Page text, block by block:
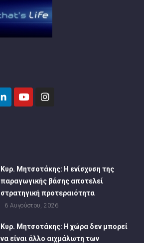
Κυρ. Μητσοτάκης: Η ενίσχυση της
παραγωγικής βάσης αποτελεί
στρατηγική προτεραιότητα
6 Αυγούστου, 2026
Κυρ. Μητσοτάκης: Η χώρα δεν μπορεί
να είναι άλλο αιχμάλωτη των